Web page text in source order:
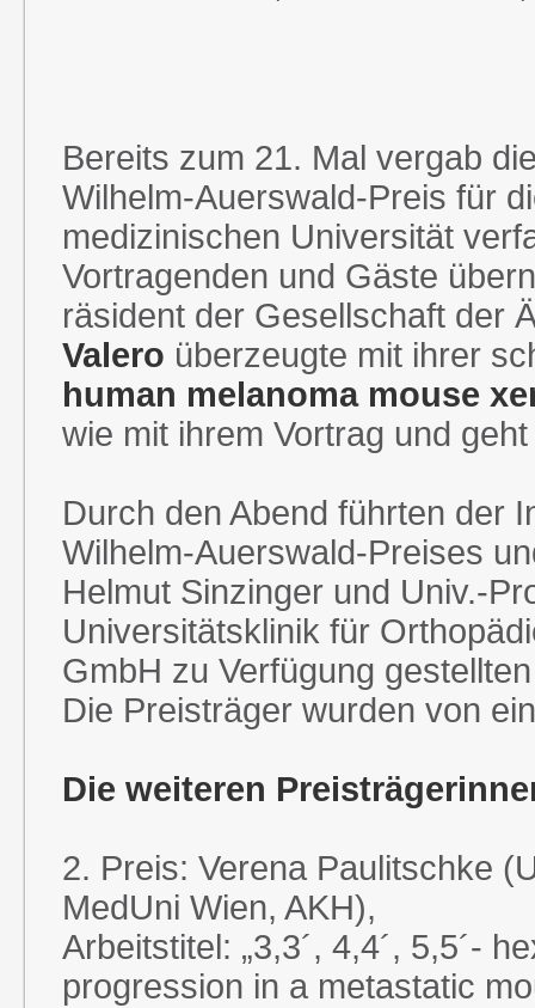
Bereits zum 21. Mal vergab
Wilhelm-Auerswald-Preis für
medizinischen Universität
Vortragenden und Gäste
räsident der Gesellschaft der
Valero überzeugte mit ihrer
human melanoma mouse
wie mit ihrem Vortrag und
Durch den Abend führten der
Wilhelm-Auerswald-Preises
Helmut Sinzinger und Univ.-
Universitätsklinik für
GmbH zu Verfügung
Die Preisträger wurden von
Die weiteren
2. Preis: Verena Paulitschke
MedUni Wien, AKH),
Arbeitstitel: „3,3´, 4,4´, 5,5´-
progression in a metastatic